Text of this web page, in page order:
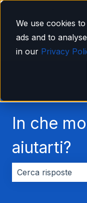
We use cookies
ads and to
in our Privacy
In che
aiutarti?